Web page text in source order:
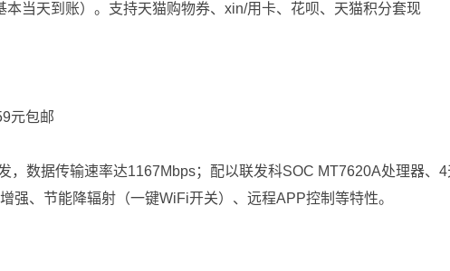
当天到账）。支持天猫购物券、xin/用卡、花呗、天猫积分套现
元包邮
，数据传输速率达1167Mbps；配以联发科SOC MT7620A处理器、4
强、节能降辐射（一键WiFi开关）、远程APP控制等特性。